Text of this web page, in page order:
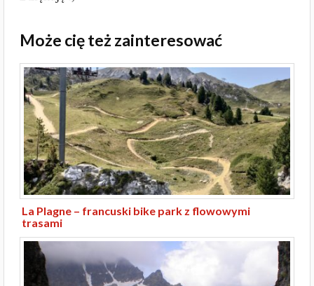
Może cię też zainteresować
La Plagne – francuski bike park z flowowymi
trasami